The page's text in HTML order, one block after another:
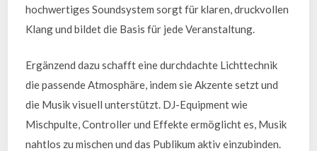
hochwertiges Soundsystem sorgt für klaren, druckvollen
Klang und bildet die Basis für jede Veranstaltung.
Ergänzend dazu schafft eine durchdachte Lichttechnik
die passende Atmosphäre, indem sie Akzente setzt und
die Musik visuell unterstützt. DJ-Equipment wie
Mischpulte, Controller und Effekte ermöglicht es, Musik
nahtlos zu mischen und das Publikum aktiv einzubinden.